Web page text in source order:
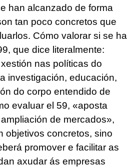
han alcanzado de forma
tan poco concretos que
Cómo valorar si se ha
que dice literalmente:
nas políticas do
investigación, educación,
do corpo entendido de
evaluar el 59, «aposta
de mercados»,
objetivos concretos, sino
promover e facilitar as
axudar ás empresas